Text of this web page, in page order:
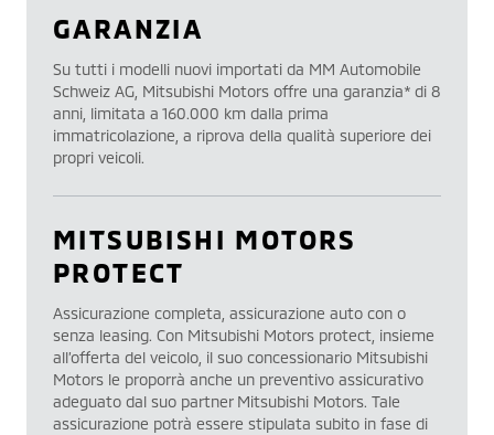
GARANZIA
Su tutti i modelli nuovi importati da MM Automobile
Schweiz AG, Mitsubishi Motors offre una garanzia* di 8
anni, limitata a 160.000 km dalla prima
immatricolazione, a riprova della qualità superiore dei
propri veicoli.
MITSUBISHI MOTORS
PROTECT
Assicurazione completa, assicurazione auto con o
senza leasing. Con Mitsubishi Motors protect, insieme
all’offerta del veicolo, il suo concessionario Mitsubishi
Motors le proporrà anche un preventivo assicurativo
adeguato dal suo partner Mitsubishi Motors. Tale
assicurazione potrà essere stipulata subito in fase di